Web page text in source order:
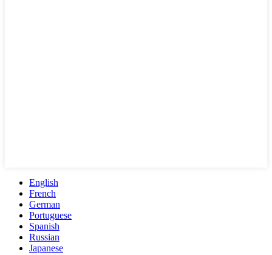
English
French
German
Portuguese
Spanish
Russian
Japanese